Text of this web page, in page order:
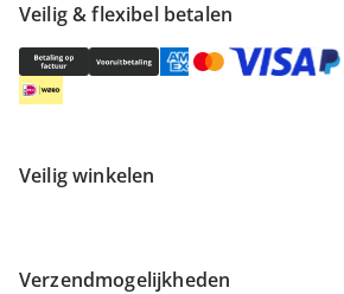
Veilig & flexibel betalen
Veilig winkelen
Verzendmogelijkheden